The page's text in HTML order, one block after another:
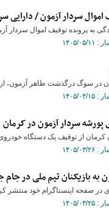
سردار آزمون / دارایی
به پرونده توقیف اموال سردار
در سوگ درگذشت طاهر آزمون،
سردار آزمون در کرمان
کرمان از توقیف یک دستگاه
بازیکنان تیم ملی در جام
در صفحه اینستاگرام خود منتشر